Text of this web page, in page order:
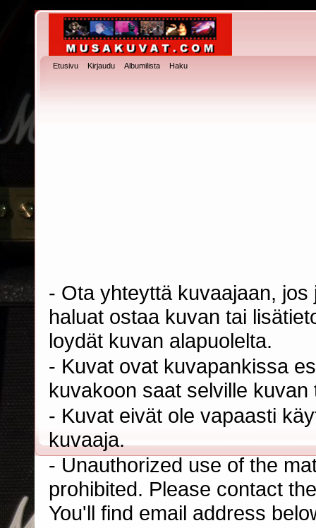
Etusivu Kirjaudu Albumilista Haku
- Ota yhteyttä kuvaajaan,
haluat ostaa kuvan tai
loydät kuvan alapuolelta.
- Kuvat ovat kuvapankissa
kuvakoon saat selville
- Kuvat eivät ole vapaasti
kuvaaja.
- Unauthorized use of the
prohibited. Please contact
You'll find email address